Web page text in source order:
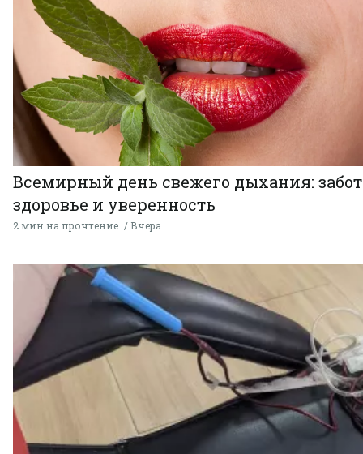
Всемирный день свежего дыхания:
здоровье и уверенность
2 мин на прочтение Вчера